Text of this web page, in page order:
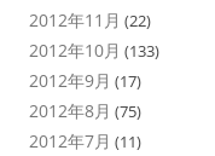
2012年11月 (22)
2012年10月 (133)
2012年9月 (17)
2012年8月 (75)
2012年7月 (11)